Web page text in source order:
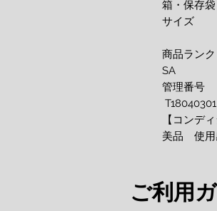
箱・保存
サイズ
商品ランク
SA
管理番号
T18040301
【コンデ
美品 使用
ご利用